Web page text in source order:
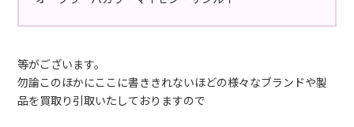
等がございます。
勿論このほかにここに書ききれないほどの様々なブランドや製
品を買取り引取いたしておりますので